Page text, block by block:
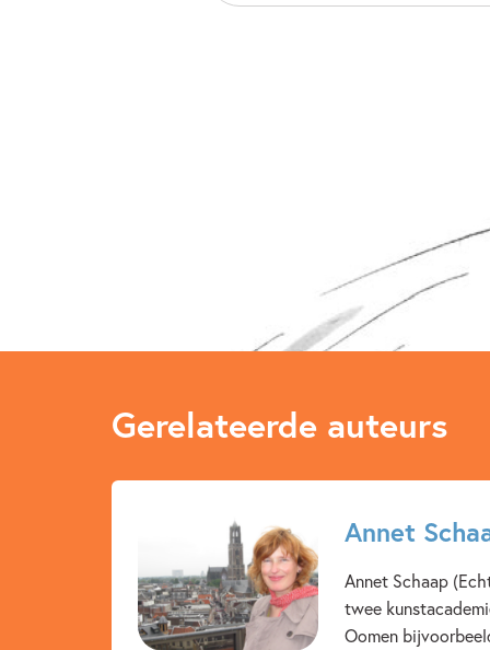
Gerelateerde auteurs
Annet
Annet Schaap
twee
Oomen